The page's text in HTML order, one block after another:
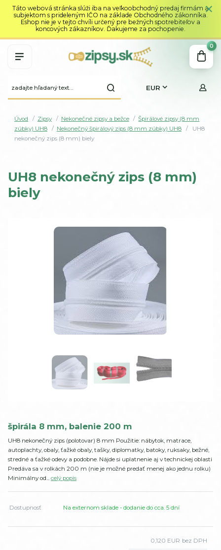
Táto webová stránka slúži iba na veľkoobchodný predaj firmám a
subjektom s prideleným IČO na základe Obchodného zákonníka.
Eshop nie je v tejto chvíli určený pre bežných spotrebiteľov a
koncových zákazníkov. Ďakujeme za pochopenie.
EUR
0
Úvod Zipsy Nekonečné zipsy a bežce
Špirálové zipsy (8 mm
zúbky) UH8
Nekonečný špirálový zips (8 mm zúbky) UH8
UH8
nekonečný zips (8 mm) biely
UH8 nekonečný zips (8 mm)
biely
špirála 8 mm, balenie 200 m
UH8 nekonečný zips (polotovar) 8 mm Použitie: nábytok, matrace,
autoplachty, obaly, ťažké obaly, tašky, diplomatky, batoky, ruksaky, bežné,
stredné a ťažké odevy a podobne. Nájde si uplatnenie aj v technickej oblasti
Predáva sa v rolkách 200 m (nie je možné predať menej ako jednu rolku)
Minimálny od... celý popis
Dostupnosť Na externom sklade - dodanie do cca. 5 dní
0,120 EUR bez DPH